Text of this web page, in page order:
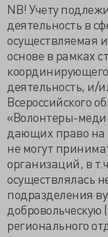
NB! Учету
деятельность в
осуществляемая
основе в рамках
деятельность, и/
Всероссийского
«Волонтеры-
дающих право на
не могут
организаций, в
осуществлялась
подразделения
добровольческую
регионального